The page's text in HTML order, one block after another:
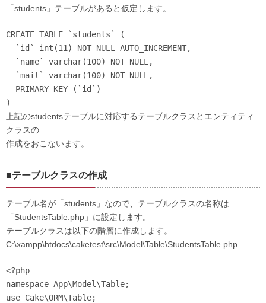
「students」テーブルがあると仮定します。
CREATE TABLE `students` (
)
上記のstudentsテーブルに対応するテーブルクラスとエンティティ
クラスの
作成をおこないます。
■テーブルクラスの作成
テーブル名が「students」なので、テーブルクラスの名称は
「StudentsTable.php」に設定します。
テーブルクラスは以下の階層に作成します。
C:\xampp\htdocs\caketest\src\Model\Table\StudentsTable.php
<?php
namespace App\Model\Table;
use Cake\ORM\Table;